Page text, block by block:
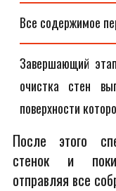
Все содержимое
Завершающий
очистка стен
поверхности
После этого
стенок и
отправляя все